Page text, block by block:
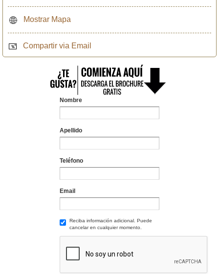
Mostrar Mapa
Compartir via Email
Nombre
Apellido
Teléfono
Email
Reciba información adicional. Puede
cancelar en cualquier momento.